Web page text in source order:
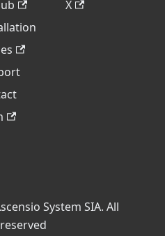
X
System SIA. All